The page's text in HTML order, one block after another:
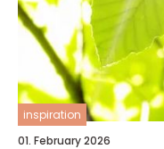
inspiration
01. February 2026